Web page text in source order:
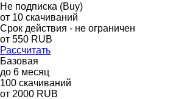
Не подписка (Buy)
от 10 скачиваний
Срок действия - не ограничен
от 550 RUB
Рассчитать
Базовая
до 6 месяц
100 скачиваний
от 2000 RUB